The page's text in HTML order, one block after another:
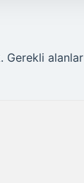
Gerekli alanlar